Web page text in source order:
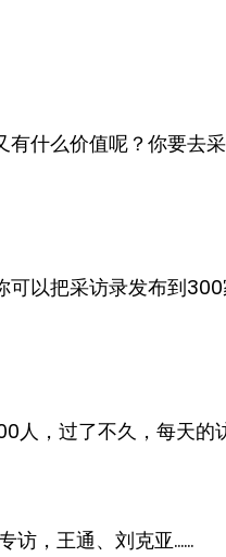
什么价值呢？你要去
以把采访录发布到
人，过了不久，每天的
访，王通、刘克亚……